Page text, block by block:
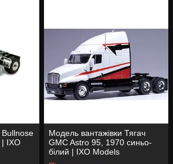
IXO
Модель вантажівки Тягач
GMC Astro 95, 1970 синьо-
білий | IXO Models